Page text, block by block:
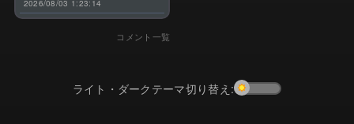
2026/08/03 1:23:14
コメント一覧
ライト・ダークテーマ切り替え: